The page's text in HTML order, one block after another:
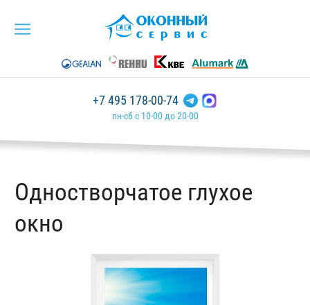
+7 495 178-00-74
пн-сб с 10-00 до 20-00
Одностворчатое глухое
окно